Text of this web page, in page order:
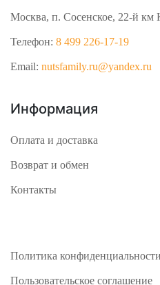
Москва, п. Сосенское, 22-й км
Телефон: 8 499 226-17-19
Email: nutsfamily.ru@yandex.ru
Информация
Оплата и доставка
Возврат и обмен
Контакты
Политика конфиденциальности
Пользовательское соглашение